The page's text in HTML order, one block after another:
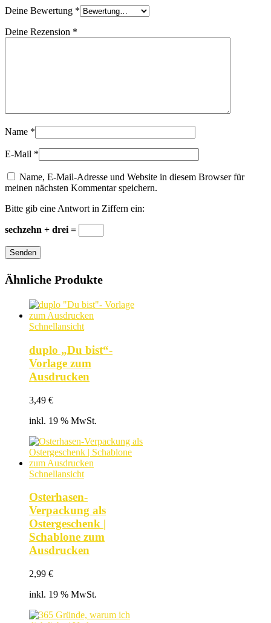
Deine Bewertung *
Deine Rezension *
Name *
E-Mail *
Name, E-Mail-Adresse und Website in diesem Browser für
meinen nächsten Kommentar speichern.
Bitte gib eine Antwort in Ziffern ein:
sechzehn + drei =
Senden
Ähnliche Produkte
Schnellansicht
duplo „Du bist“-
Vorlage zum
Ausdrucken
3,49 €
inkl. 19 % MwSt.
Schnellansicht
Osterhasen-
Verpackung als
Ostergeschenk |
Schablone zum
Ausdrucken
2,99 €
inkl. 19 % MwSt.